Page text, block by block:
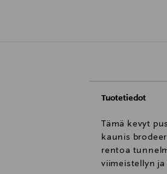
Tuotetiedot
Tämä kevyt
kaunis
rentoa
viimeistellyn